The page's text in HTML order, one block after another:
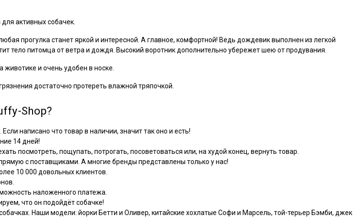
активных собачек.
прогулка станет яркой и интересной. А главное, комфортной! Ведь дождевик выполнен из легкой
тело питомца от ветра и дождя. Высокий воротник дополнительно убережет шею от продувания.
животике и очень удобен в носке.
достаточно протереть влажной тряпочкой.
Shop?
Если написано что товар в наличии, значит так оно и есть!
14 дней!
посмотреть, пощупать, потрогать, посоветоваться или, на худой конец, вернуть товар.
с поставщиками. А многие бренды представлены только у нас!
10 000 довольных клиентов.
наложенного платежа.
что он подойдёт собачке!
Наши модели: йорки Бетти и Оливер, китайские хохлатые Софи и Марсель, той-терьер Бэмби, джек